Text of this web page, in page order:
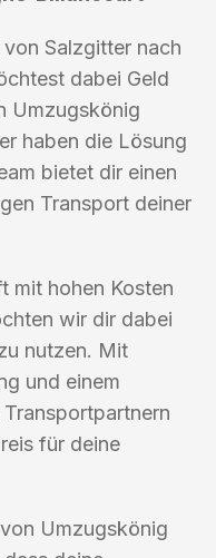
Salzgitter nach
dabei Geld
Umzugskönig
haben die Lösung
bietet dir einen
Transport deiner
mit hohen Kosten
wir dir dabei
nutzen. Mit
und einem
für deine
Umzugskönig